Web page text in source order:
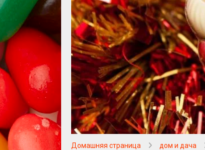
Домашняя страница дом и дача